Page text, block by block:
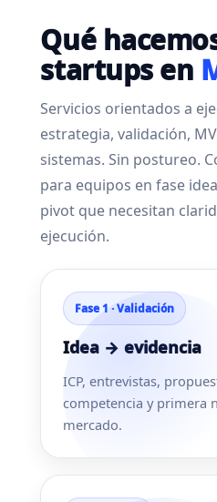
Qué
startups en
Servicios orientados a
estrategia, validación,
sistemas. Sin postureo.
para equipos en fase
pivot que necesitan
ejecución.
Fase 1 · Validación
Idea → evidencia
ICP, entrevistas,
competencia y primera
mercado.